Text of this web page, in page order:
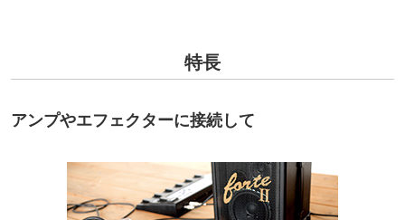
特長
アンプやエフェクターに接続して